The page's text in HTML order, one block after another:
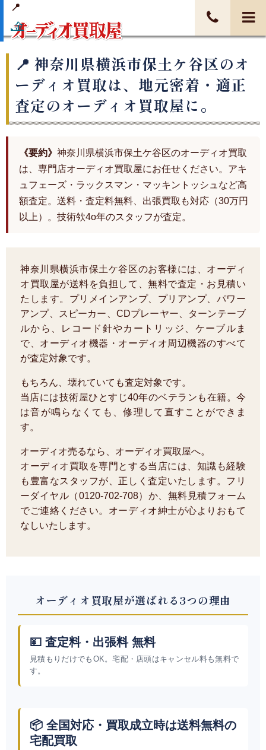
入金
神奈川県横浜市保土ケ谷区のオ
ーディオ買取は、地元密着・適正
査定のオーディオ買取屋に。
《要約》 神奈川県横浜市保土ケ谷区のオーディオ買取
は、専門店オーディオ買取屋にお任せください。アキ
ュフェーズ・ラックスマン・マッキントッシュなど高
額査定。送料・査定料無料、出張買取も対応（30万円
以上）。技術欦4o年のスタッフが査定。
神奈川県横浜市保土ケ谷区のお客様には、オーディ
オ買取屋が送料を負担して、無料で査定・お見積い
たします。プリメインアンプ、プリアンプ、パワー
アンプ、スピーカー、CDプレーヤー、ターンテーブ
ルから、レコード針やカートリッジ、ケーブルま
で、オーディオ機器・オーディオ周辺機器のすべて
が査定対象です。
もちろん、壊れていても査定対象です。
当店には技術屋ひとすじ40年のベテランも在籍。今
は音が鳴らなくても、修理して直すことができま
す。
オーディオ売るなら、オーディオ買取屋へ。
オーディオ買取を専門とする当店には、知識も経験
も豊富なスタッフが、正しく査定いたします。フリ
ーダイヤル（0120-702-708）か、無料見積フォーム
でご連絡ください。オーディオ紳士が心よりおもて
なしいたします。
オーディオ買取屋が選ばれる3つの理由
💴 査定料・出張料 無料
見積もりだけでもOK。宅配・店頭はキャンセル料も無料で
す。
📦 全国対応・買取成立時は送料無料の
宅配買取